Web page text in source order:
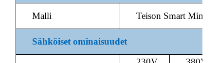
Malli Teison Smart Mini
Sähköiset ominaisuudet